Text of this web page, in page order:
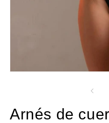
una
ventana
Arnés de